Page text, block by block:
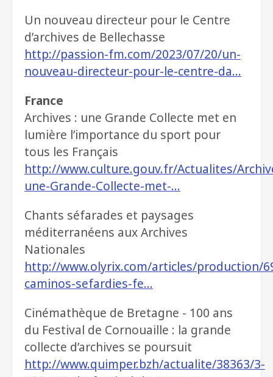
Un nouveau directeur pour le Centre
d’archives de Bellechasse
http://passion-fm.com/2023/07/20/un-
nouveau-directeur-pour-le-centre-da…
France
Archives : une Grande Collecte met en
lumière l’importance du sport pour
tous les Français
http://www.culture.gouv.fr/Actualites/
une-Grande-Collecte-met-…
Chants séfarades et paysages
méditerranéens aux Archives
Nationales
http://www.olyrix.com/articles/production/
caminos-sefardies-fe…
Cinémathèque de Bretagne - 100 ans
du Festival de Cornouaille : la grande
collecte d’archives se poursuit
http://www.quimper.bzh/actualite/38363/3-